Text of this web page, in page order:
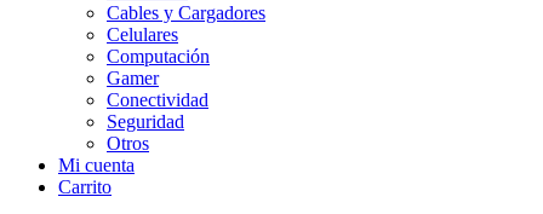
Cables y Cargadores
Celulares
Computación
Gamer
Conectividad
Seguridad
Otros
Mi cuenta
Carrito